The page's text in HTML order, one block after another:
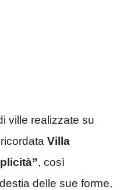
ville realizzate su
Villa
, così
delle sue forme,